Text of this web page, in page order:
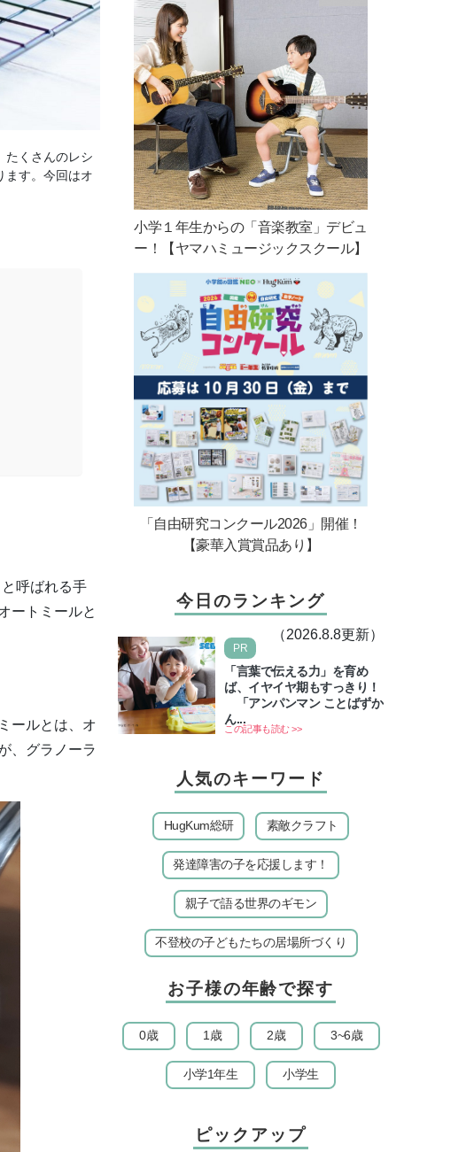
たくさんのレシ
ます。今回はオ
呼ばれる手
ートミールと
ールとは、オ
、グラノーラ
小学１年生からの「音楽教室」デビュ
ー！【ヤマハミュージックスクール】
「自由研究コンクール2026」開催！
【豪華入賞賞品あり】
今日のランキング
（2026.8.8更新）
PR
「言葉で伝える力」を育め
ば、イヤイヤ期もすっきり！
「アンパンマン ことばずか
ん...
この記事も読む >>
人気のキーワード
HugKum総研 素敵クラフト
発達障害の子を応援します！
親子で語る世界のギモン
不登校の子どもたちの居場所づくり
お子様の年齢で探す
0歳 1歳 2歳 3~6歳
小学1年生 小学生
ピックアップ